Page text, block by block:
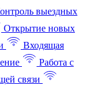
выездных
Открытие новых
Входящая
Работа с
связи